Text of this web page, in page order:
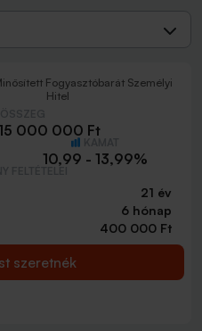
Fogyasztóbarát Személyi
Hitel
000 000 Ft
10,99 - 13,99%
21 év
6 hónap
400 000 Ft
szeretnék